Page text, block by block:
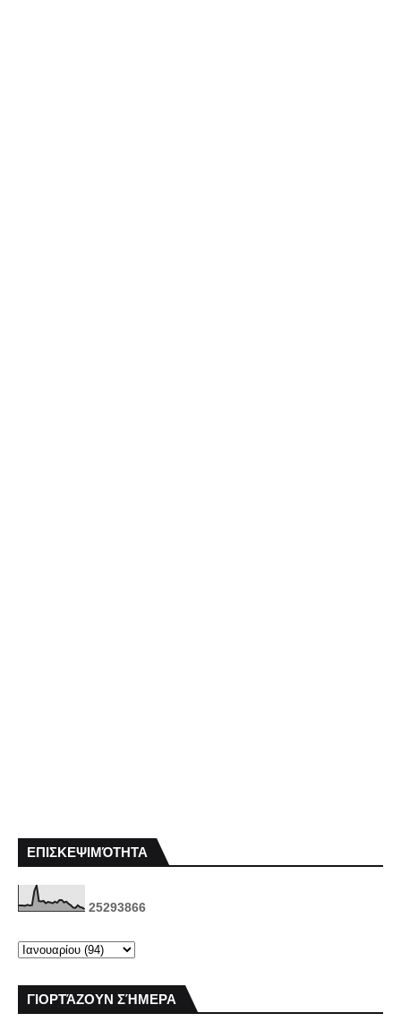
ΕΠΙΣΚΕΨΙΜΌΤΗΤΑ
25293866
ΓΙΟΡΤΆΖΟΥΝ ΣΉΜΕΡΑ